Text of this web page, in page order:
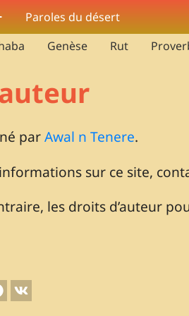
Paroles du désert
Genèse Rut
parAwal n Tenere.
sur ce site,
les droits d’auteur